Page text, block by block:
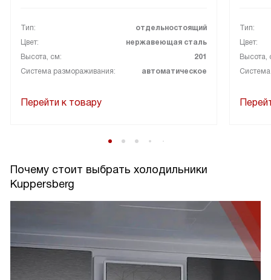
Тип:
отдельностоящий
Цвет:
нержавеющая сталь
Высота, см:
201
Система размораживания:
автоматическое
Перейти к товару
Тип:
Цвет:
Высота,
Почему стоит выбрать холодильники
Kuppersberg